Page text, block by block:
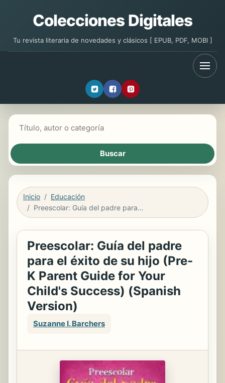
Colecciones Digitales
Tu revista literaria de novedades y clásicos [ EPUB, PDF, MOBI ]
Inicio
Educación
Preescolar: Guía del padre para el éxito de su hijo (Pre-K Parent Guide for Your Child's Success) (Spanish Version)
Preescolar: Guía del padre
para el éxito de su hijo (Pre-
K Parent Guide for Your
Child's Success) (Spanish
Version)
Suzanne I. Barchers